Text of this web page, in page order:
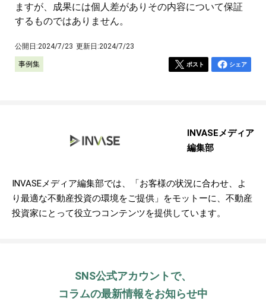
ますが、成果には個人差がありその内容について保証
するものではありません。
公開日:2024/7/23 更新日:2024/7/23
事例集 ポスト シェア
INVASEメディア
編集部
INVASEメディア編集部では、「お客様の状況に合わせ、よ
り最適な不動産投資の環境をご提供」をモットーに、不動産
投資家にとって役立つコンテンツを提供しています。
SNS公式アカウントで、
コラムの最新情報をお知らせ中